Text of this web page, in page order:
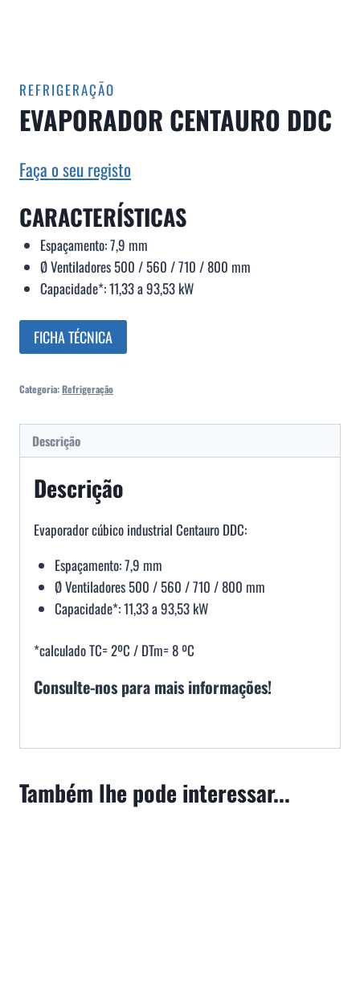
REFRIGERAÇÃO
EVAPORADOR CENTAURO DDC
Faça o seu registo
CARACTERÍSTICAS
Espaçamento: 7,9 mm
Ø Ventiladores 500 / 560 / 710 / 800 mm
Capacidade*: 11,33 a 93,53 kW
FICHA TÉCNICA
Categoria:Refrigeração
Descrição
Descrição
Evaporador cúbico industrial Centauro DDC:
Espaçamento: 7,9 mm
Ø Ventiladores 500 / 560 / 710 / 800 mm
Capacidade*: 11,33 a 93,53 kW
*calculado TC= 2ºC / DTm= 8 ºC
Consulte-nos para mais informações!
Também lhe pode interessar...